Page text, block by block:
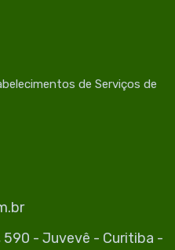
de Serviços de
590 - Juvevê - Curitiba -